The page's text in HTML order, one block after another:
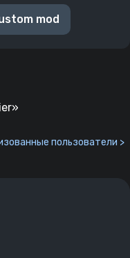
mod
пользователи >